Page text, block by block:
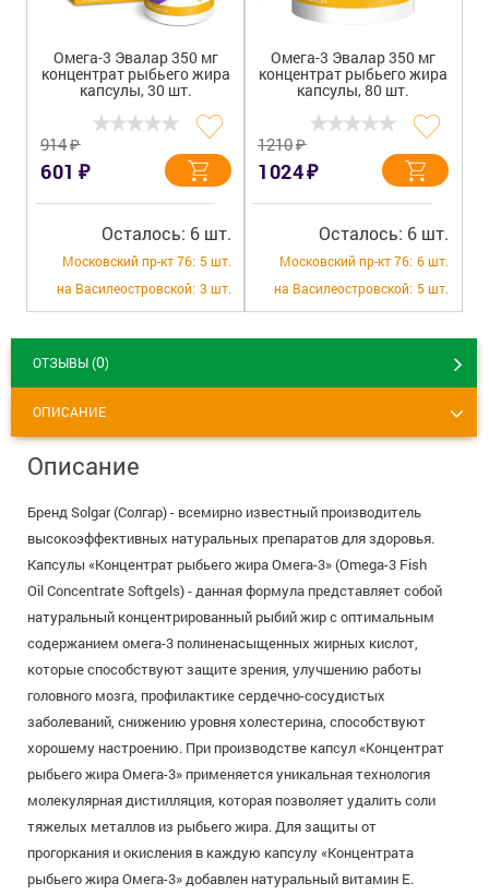
Омега-3 Эвалар 350 мг
концентрат рыбьего жира
капсулы, 30 шт.
914₽
601 ₽
Осталось: 6 шт.
Московский пр-кт 76: 5 шт.
на Василеостровской: 3 шт.
Омега-3 Эвалар 350 мг
концентрат рыбьего жира
капсулы, 80 шт.
1210₽
1024₽
Осталось: 6 шт.
Московский пр-кт 76: 6 шт.
на Василеостровской: 5 шт.
ОТЗЫВЫ (0)
ОПИСАНИЕ
Описание
Бренд Solgar (Солгар) - всемирно известный производитель
высокоэффективных натуральных препаратов для здоровья.
Капсулы «Концентрат рыбьего жира Омега-3» (Omega-3 Fish
Oil Concentrate Softgels) - данная формула представляет собой
натуральный концентрированный рыбий жир с оптимальным
содержанием омега-3 полиненасыщенных жирных кислот,
которые способствуют защите зрения, улучшению работы
головного мозга, профилактике сердечно-сосудистых
заболеваний, снижению уровня холестерина, способствуют
хорошему настроению. При производстве капсул «Концентрат
рыбьего жира Омега-3» применяется уникальная технология
молекулярная дистилляция, которая позволяет удалить соли
тяжелых металлов из рыбьего жира. Для защиты от
прогоркания и окисления в каждую капсулу «Концентрата
рыбьего жира Омега-3» добавлен натуральный витамин Е.